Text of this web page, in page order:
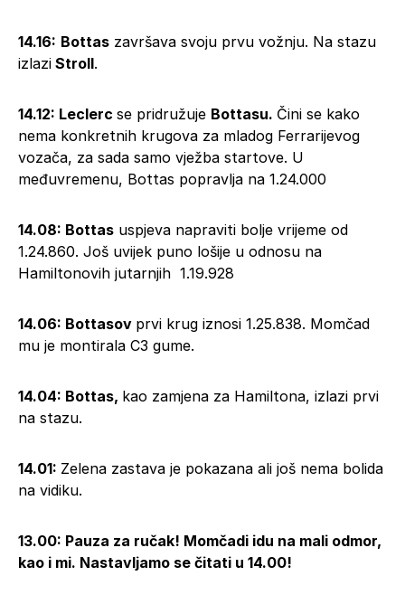
14.16: Bottas završava svoju prvu vožnju. Na stazu
izlazi Stroll.
14.12: Leclerc se pridružuje Bottasu. Čini se kako
nema konkretnih krugova za mladog Ferrarijevog
vozača, za sada samo vježba startove. U
međuvremenu, Bottas popravlja na 1.24.000
14.08: Bottas uspjeva napraviti bolje vrijeme od
1.24.860. Još uvijek puno lošije u odnosu na
Hamiltonovih jutarnjih 1.19.928
14.06: Bottasov prvi krug iznosi 1.25.838. Momčad
mu je montirala C3 gume.
14.04: Bottas, kao zamjena za Hamiltona, izlazi prvi
na stazu.
14.01: Zelena zastava je pokazana ali još nema bolida
na vidiku.
13.00: Pauza za ručak! Momčadi idu na mali odmor,
kao i mi. Nastavljamo se čitati u 14.00!